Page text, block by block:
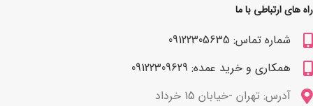
راه های ارتباطی با ما
شماره تماس: 09122305635
همکاری و خرید عمده: 09122309629
آدرس: تهران -خیابان 15 خرداد